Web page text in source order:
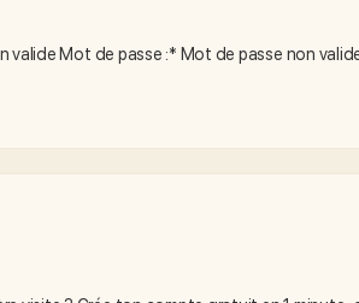
valide Mot de passe :* Mot de passe non